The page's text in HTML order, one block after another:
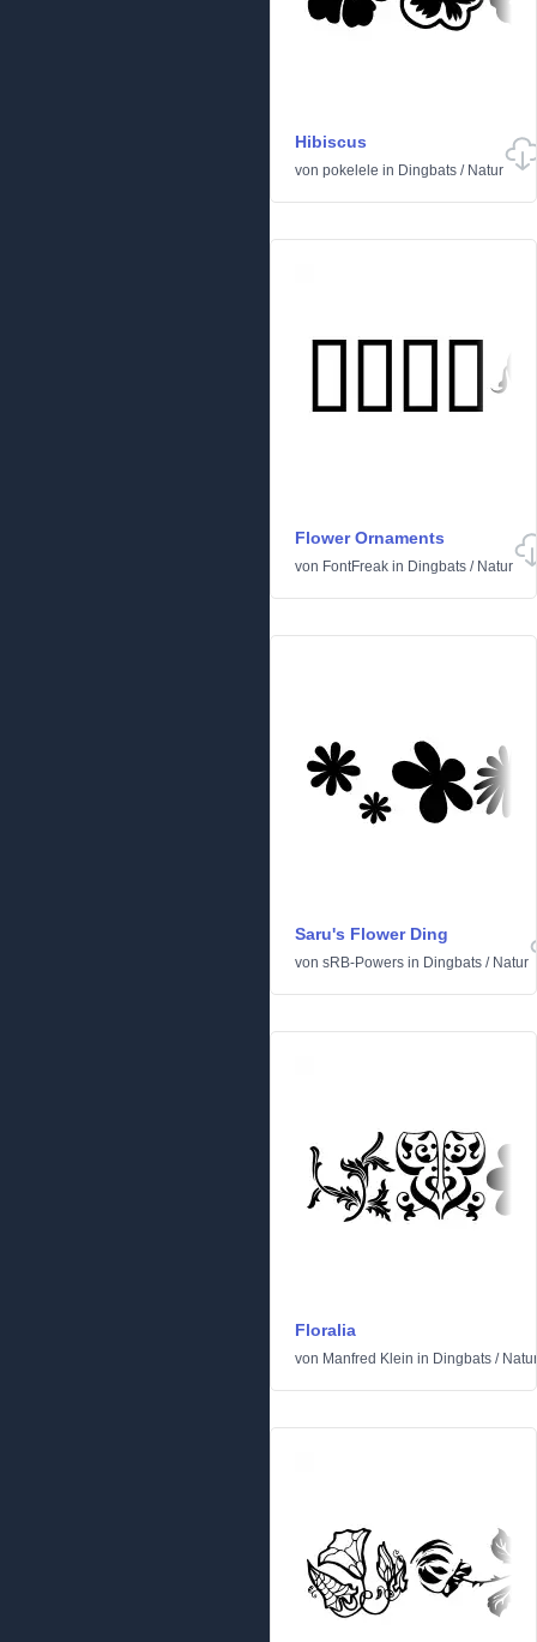
Hibiscus
von pokelele in Dingbats / Natur
Flower Ornaments
von FontFreak in Dingbats / Natur
Saru's Flower Ding
von sRB-Powers in Dingbats / Natur
Floralia
von Manfred Klein in Dingbats / Natur